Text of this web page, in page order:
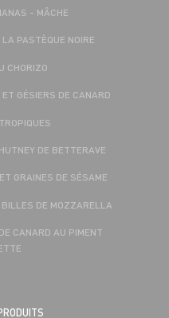
- MÂCHE
PASTÈQUE NOIRE
CHORIZO
GÉSIERS DE CANARD
DE BETTERAVE
GRAINES DE SÉSAME
DE MOZZARELLA
CANARD AU PIMENT